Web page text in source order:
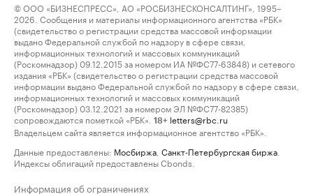
© ООО «БИЗНЕСПРЕСС», АО «РОСБИЗНЕСКОНСАЛТИНГ», 1995–
2026. Сообщения и материалы информационного агентства «РБК»
(свидетельство о регистрации средства массовой информации
выдано Федеральной службой по надзору в сфере связи,
информационных технологий и массовых коммуникаций
(Роскомнадзор) 09.12.2015 за номером ИА №ФС77-63848) и сетевого
издания «РБК» (свидетельство о регистрации средства массовой
информации выдано Федеральной службой по надзору в сфере связи,
информационных технологий и массовых коммуникаций
(Роскомнадзор) 03.12.2021 за номером ЭЛ №ФС77-82385)
сопровождаются пометкой «РБК».
18+ letters@rbc.ru
Владельцем сайта является информационное агентство «РБК».
Данные предоставлены: Мосбиржа Санкт-Петербургская биржа
Индексы облигаций предоставлены Cbonds.
Информация об ограничениях